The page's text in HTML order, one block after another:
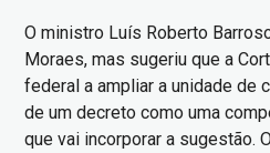
O ministro Luís Roberto
Moraes, mas sugeriu que a
federal a ampliar a unidade de
de um decreto como uma
que vai incorporar a sugestão.